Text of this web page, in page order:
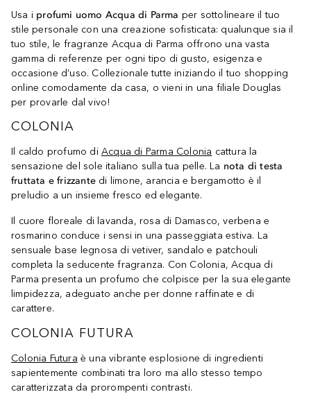
Usa i profumi uomo Acqua di Parma per sottolineare il tuo
stile personale con una creazione sofisticata: qualunque sia il
tuo stile, le fragranze Acqua di Parma offrono una vasta
gamma di referenze per ogni tipo di gusto, esigenza e
occasione d’uso. Collezionale tutte iniziando il tuo shopping
online comodamente da casa, o vieni in una filiale Douglas
per provarle dal vivo!
COLONIA
Il caldo profumo di Acqua di Parma Colonia cattura la
sensazione del sole italiano sulla tua pelle. La nota di testa
fruttata e frizzante di limone, arancia e bergamotto è il
preludio a un insieme fresco ed elegante.
Il cuore floreale di lavanda, rosa di Damasco, verbena e
rosmarino conduce i sensi in una passeggiata estiva. La
sensuale base legnosa di vetiver, sandalo e patchouli
completa la seducente fragranza. Con Colonia, Acqua di
Parma presenta un profumo che colpisce per la sua elegante
limpidezza, adeguato anche per donne raffinate e di
carattere.
COLONIA FUTURA
Colonia Futura è una vibrante esplosione di ingredienti
sapientemente combinati tra loro ma allo stesso tempo
caratterizzata da prorompenti contrasti.